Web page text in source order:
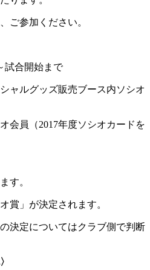
ご参加ください。
試合開始まで
ャルグッズ販売ブース内ソシオ
会員（2017年度ソシオカードを
す。
賞」が決定されます。
決定についてはクラブ側で判断